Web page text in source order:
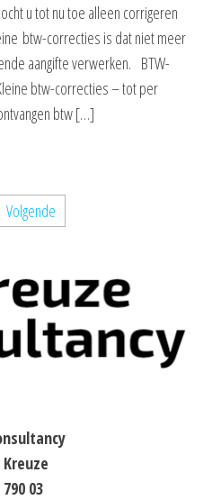
u tot nu toe alleen corrigeren
btw-correcties is dat niet meer
aangifte verwerken. BTW-
btw-correcties – tot per
btw […]
Volgende
03